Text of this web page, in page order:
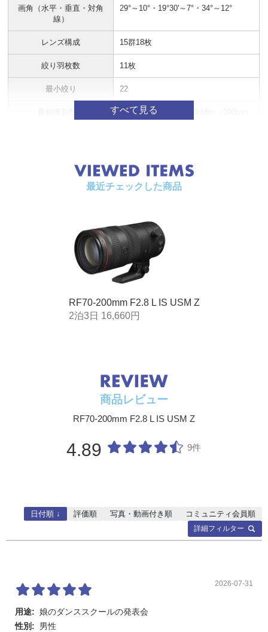
画角（水平・垂直・対角
線）
29°～10°・19°30'～7°・34°～12°
レンズ構成 15群18枚
絞り羽枚数 11枚
最小絞り 22
0.49m（70mm時）、0.68m（200mm
時）
フィルター径 Φ82mm
約Φ88.5mm×199mm
最近チェックした商品
RF70-200mm F2.8 L IS USM Z
2泊3日 16,660円
商品レビュー
RF70-200mm F2.8 L IS USM Z
4.89 9件
詳細フィルター
日付順 ↓ 評価順 写真・動画付き順 コミュニティ会員順
2026-07-31
用途: 娘のダンススクールの発表会
性別:
男性